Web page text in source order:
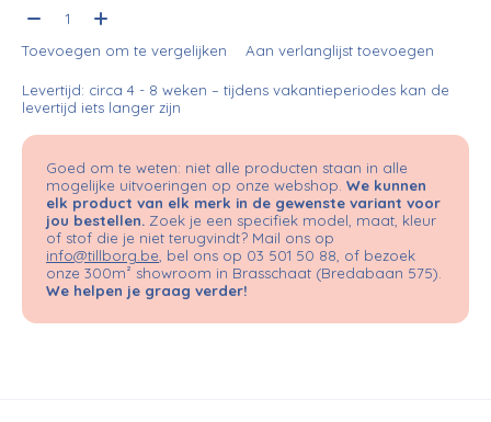
Aantal:
Toevoegen om te vergelijken Aan verlanglijst toevoegen
Levertijd: circa 4 - 8 weken – tijdens vakantieperiodes kan de
levertijd iets langer zijn
Goed om te weten: niet alle producten staan in alle
mogelijke uitvoeringen op onze webshop. We kunnen
elk product van elk merk in de gewenste variant voor
jou bestellen. Zoek je een specifiek model, maat, kleur
of stof die je niet terugvindt? Mail ons op
info@tillborg.be , bel ons op 03 501 50 88, of bezoek
onze 300m² showroom in Brasschaat (Bredabaan 575).
We helpen je graag verder!